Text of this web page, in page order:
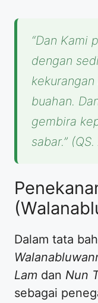
“Dan Kami
dengan
buahan.
gembira
sabar.”
Dalam tata
Lam dan Nun
sebagai